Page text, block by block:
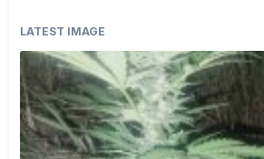
LATEST IMAGE